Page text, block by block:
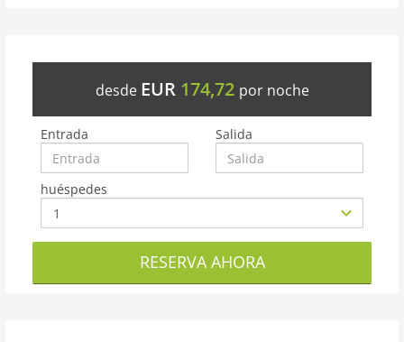
desde EUR 174,72 por noche
Entrada Salida
huéspedes
RESERVA AHORA